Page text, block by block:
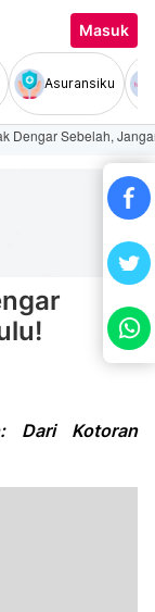
Masuk
Asuransiku
Dengar Sebelah,
Dari Kotoran